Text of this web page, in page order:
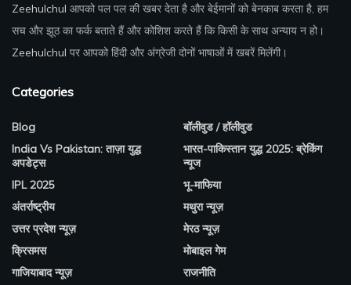
Zeehulchul आपको पल पल की खबर देता है और बेईमानों को बेनकाब करता है, हम
सच और झूठ का फर्क बताते हैं और कोशिश करते हैं कि किसी के साथ अन्याय न हो।
Zeehulchul पर आपको हिंदी और अंग्रेजी दोनों भाषाओं में खबरें मिलेंगी।
Categories
Blog
India Vs Pakistan: ताज़ा युद्ध
अपडेट्स
IPL 2025
अंतर्राष्ट्रीय
उत्तर प्रदेश न्यूज़
क्रिसमस
गाजियाबाद न्यूज़
बॉलीवुड / हॉलीवुड
भारत-पाकिस्तान युद्ध 2025: ब्रेकिंग
न्यूज
भू-माफिया
मथुरा न्यूज़
मेरठ न्यूज़
मोबाइल गेम
राजनीति